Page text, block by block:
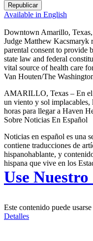
Republicar
Available in English
Downtown Amarillo,
Judge Matthew Kacsmaryk
parental consent to provide
state law and federal
vital source of health care
Van Houten/The
AMARILLO, Texas – En el
un viento y sol implacables,
horas para llegar a Haven
Sobre Noticias En Español
Noticias en español es una
contiene traducciones de
hispanohablante, y
hispana que vive en los
Use
Este contenido puede
Detalles